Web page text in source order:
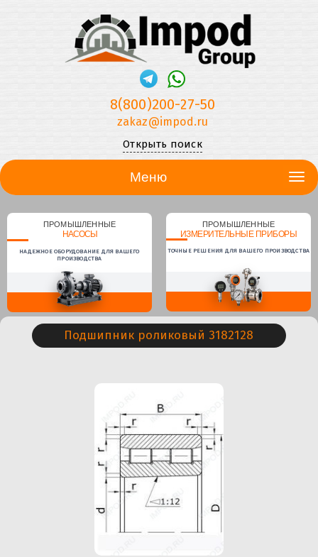
8(800)200-27-50
zakaz@impod.ru
Открыть поиск
Меню
ПРОМЫШЛЕННЫЕ
НАСОСЫ
НАДЕЖНОЕ ОБОРУДОВАНИЕ ДЛЯ ВАШЕГО
ПРОИЗВОДСТВА
ПРОМЫШЛЕННЫЕ
ИЗМЕРИТЕЛЬНЫЕ ПРИБОРЫ
ТОЧНЫЕ РЕШЕНИЯ ДЛЯ ВАШЕГО ПРОИЗВОДСТВА
Подшипник роликовый 3182128